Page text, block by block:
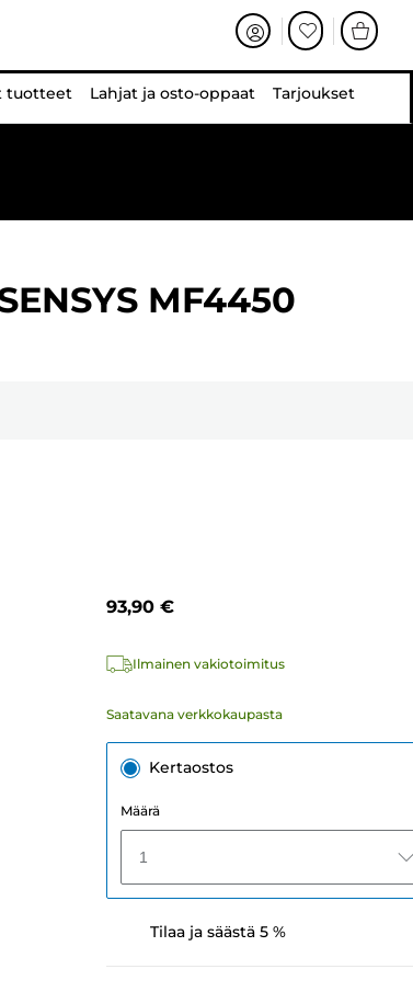
tuotteet Lahjat ja osto-oppaat Tarjoukset
MF4450
93,90 €
Ilmainen vakiotoimitus
Saatavana verkkokaupasta
Kertaostos
Määrä
1
Tilaa ja säästä 5 %